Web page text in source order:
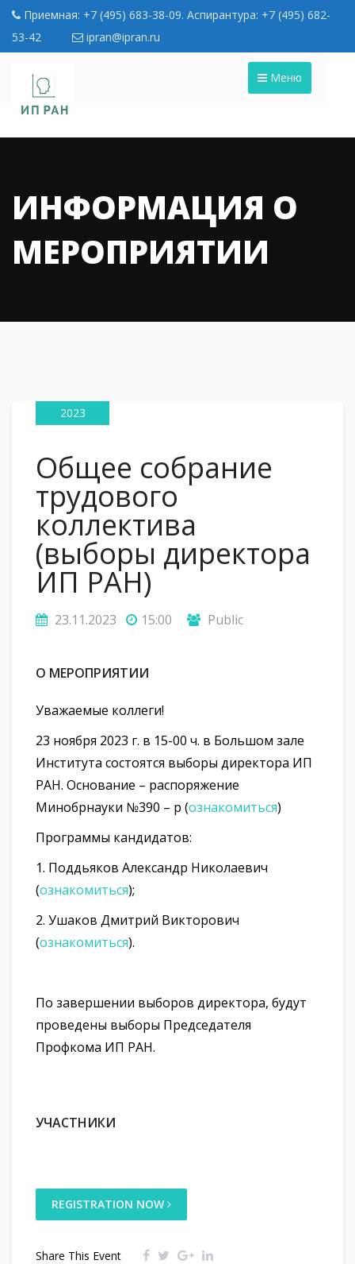
Приемная: +7 (495) 683-38-09. Аспирантура: +7 (495) 682-
53-42
ipran@ipran.ru
Меню
ИНФОРМАЦИЯ О
МЕРОПРИЯТИИ
2023
Общее собрание
трудового
коллектива
(выборы директора
ИП РАН)
23.11.2023 15:00 Public
О МЕРОПРИЯТИИ
Уважаемые коллеги!
23 ноября 2023 г. в 15-00 ч. в Большом зале
Института состоятся выборы директора ИП
РАН. Основание – распоряжение
Минобрнауки №390 – р (ознакомиться)
Программы кандидатов:
1. Поддьяков Александр Николаевич
(ознакомиться);
2. Ушаков Дмитрий Викторович
(ознакомиться).
По завершении выборов директора, будут
проведены выборы Председателя
Профкома ИП РАН.
УЧАСТНИКИ
REGISTRATION NOW
Share This Event